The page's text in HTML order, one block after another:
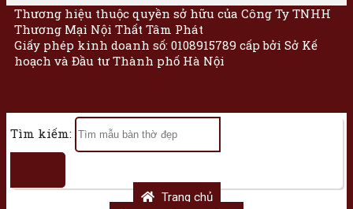
Thương hiệu thuộc quyền sở hữu của Công Ty TNHH
Thương Mại Nội Thất Tâm Phát
Giấy phép kinh doanh số: 0108915789 cấp bởi Sở Kế
hoạch và Đầu tư Thành phố Hà Nội
Tìm kiếm:
Trang chủ